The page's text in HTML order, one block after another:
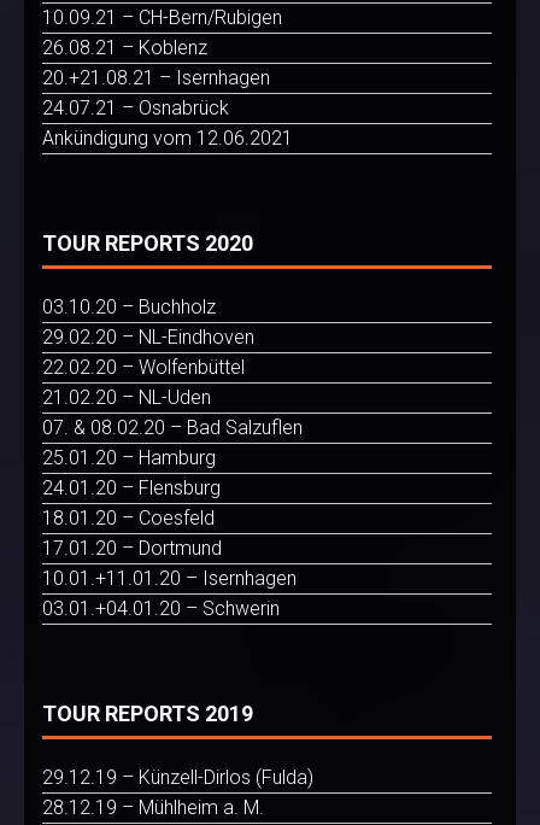
10.09.21 – CH-Bern/Rubigen
26.08.21 – Koblenz
20.+21.08.21 – Isernhagen
24.07.21 – Osnabrück
Ankündigung vom 12.06.2021
TOUR REPORTS 2020
03.10.20 – Buchholz
29.02.20 – NL-Eindhoven
22.02.20 – Wolfenbüttel
21.02.20 – NL-Uden
07. & 08.02.20 – Bad Salzuflen
25.01.20 – Hamburg
24.01.20 – Flensburg
18.01.20 – Coesfeld
17.01.20 – Dortmund
10.01.+11.01.20 – Isernhagen
03.01.+04.01.20 – Schwerin
TOUR REPORTS 2019
29.12.19 – Künzell-Dirlos (Fulda)
28.12.19 – Mühlheim a. M.